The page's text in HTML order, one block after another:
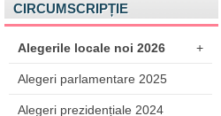
CIRCUMSCRIPȚIE
Alegerile locale noi 2026 +
Alegeri parlamentare 2025
Alegeri prezidențiale 2024